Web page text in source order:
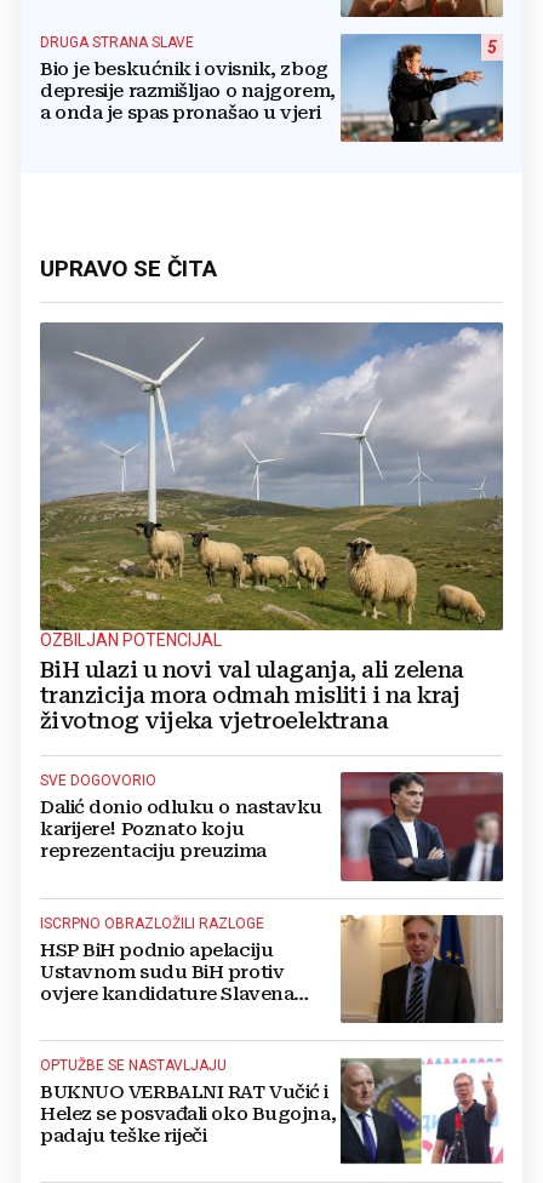
5
DRUGA STRANA SLAVE
Bio je beskućnik i ovisnik, zbog
depresije razmišljao o najgorem,
a onda je spas pronašao u vjeri
UPRAVO SE ČITA
OZBILJAN POTENCIJAL
BiH ulazi u novi val ulaganja, ali zelena
tranzicija mora odmah misliti i na kraj
životnog vijeka vjetroelektrana
SVE DOGOVORIO
Dalić donio odluku o nastavku
karijere! Poznato koju
reprezentaciju preuzima
ISCRPNO OBRAZLOŽILI RAZLOGE
HSP BiH podnio apelaciju
Ustavnom sudu BiH protiv
ovjere kandidature Slavena
OPTUŽBE SE NASTAVLJAJU
BUKNUO VERBALNI RAT Vučić i
Helez se posvađali oko Bugojna,
padaju teške riječi